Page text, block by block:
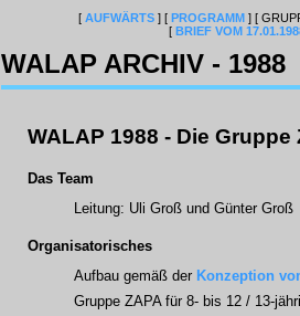
[ AUFWÄRTS ] [ PROGRAMM ] [
[ BRIEF VOM
WALAP ARCHIV - 1988
WALAP 1988 - Die Gruppe
Das Team
Leitung: Uli Groß und Günter Groß
Organisatorisches
Aufbau gemäß der Konzeption
Gruppe ZAPA für 8- bis 12 / 13-